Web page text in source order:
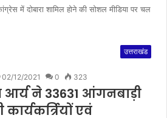
में दोबारा शामिल होने की सोशल मीडिया पर चल
उत्तराखंड
02/12/2021 0 323
आर्य ने 33631 आंगनबाड़ी
कार्यकर्त्रियों एवं